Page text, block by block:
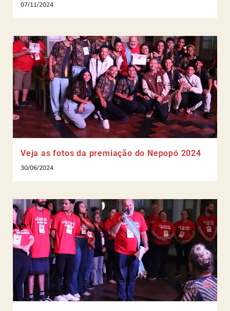
07/11/2024
Veja as fotos da premiação do Nepopó 2024
30/06/2024